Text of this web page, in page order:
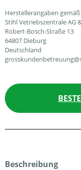
Herstellerangaben
Stihl Vetriebszentrale AG
Robert-Bosch-Straße 13
64807 Dieburg
Deutschland
Beschreibung